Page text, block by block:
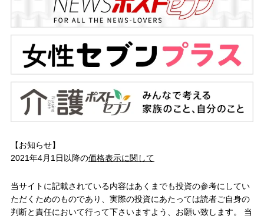
【お知らせ】
2021年4月1日以降の価格表示に関して
当サイトに記載されている内容はあくまでも投資の参考にしてい
ただくためのものであり、実際の投資にあたっては読者ご自身の
判断と責任において行って下さいますよう、お願い致します。 当